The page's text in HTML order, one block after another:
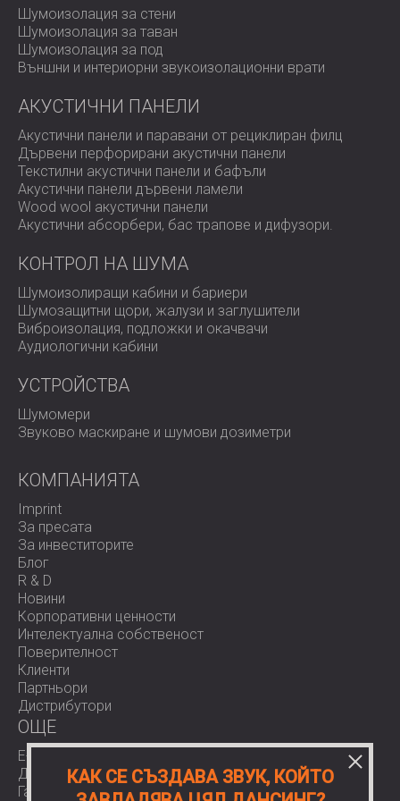
се свържете с DECIBEL,
вашето пространство.
Шумоизолация за стени
Шумоизолация за таван
Шумоизолация за под
Външни и интериорни звукоизолационни врати
АКУСТИЧНИ ПАНЕЛИ
Акустични панели и паравани от рециклиран филц
Дървени перфорирани акустични панели
Текстилни акустични панели и бафъли
Акустични панели дървени ламели
Wood wool акустични панели
Акустични абсорбери, бас трапове и дифузoри.
КОНТРОЛ НА ШУМА
Шумоизолиращи кабини и бариери
Шумозащитни щори, жалузи и заглушители
Виброизолация, подложки и окачвачи
Аудиологични кабини
УСТРОЙСТВА
Шумомери
Звуково маскиране и шумови дозиметри
КОМПАНИЯТА
Imprint
За пресата
За инвеститорите
Блог
R & D
Новини
Корпоративни ценности
Интелектуална собственост
Поверителност
Клиенти
Партньори
Дистрибутори
OЩЕ
E-Shop
Доставки
Гаранции
КАК СЕ СЪЗДАВА ЗВУК, КОЙТО